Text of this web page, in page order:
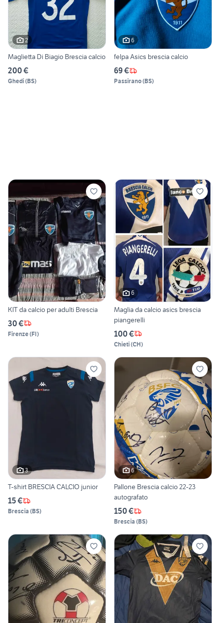
2
Maglietta Di Biagio Brescia calcio
200 €
Ghedi(BS)
6
felpa Asics brescia calcio
69 €
Passirano(BS)
KIT da calcio per adulti Brescia
30 €
Firenze(FI)
6
Maglia da calcio asics brescia
piangerelli
100 €
Chieti(CH)
3
T-shirt BRESCIA CALCIO junior
15 €
Brescia (BS)
6
Pallone Brescia calcio 22-23
autografato
150 €
Brescia (BS)